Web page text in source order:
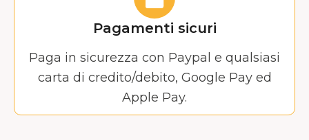
Pagamenti sicuri
Paga in sicurezza con Paypal e qualsiasi
carta di credito/debito, Google Pay ed
Apple Pay.